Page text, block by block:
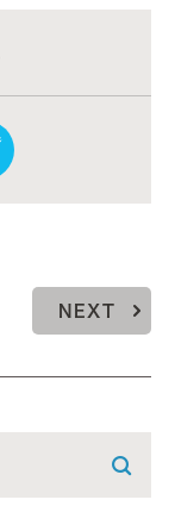
NEXT